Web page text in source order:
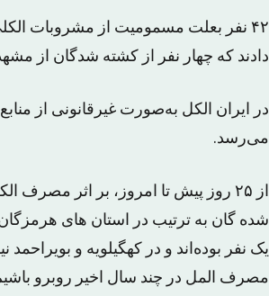
۴۲ نفر بعلت مسمومیت از مشروبات
دادند که چهار نفر از کشته شدگان از
در ایران الکل به‌صورت غیرقانونی از
می‌رسد.
مصرف المل در چند سال اخیر روبرو